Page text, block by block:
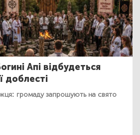
Апі відбудеться
доблесті
громаду запрошують на свято